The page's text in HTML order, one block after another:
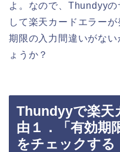
よ。なので、Thundyy
して楽天カードエラー
期限の入力間違いがな
ょうか？
Thundyyで楽天
由１．「有効期
をチェックする